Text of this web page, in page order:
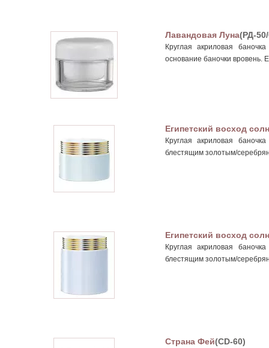
Лавандовая Луна(РД-
Круглая акриловая
основание баночки вровень.
Египетский восход
Круглая акриловая
блестящим золотым/
Египетский восход
Круглая акриловая
блестящим золотым/
Страна Фей(CD-60)